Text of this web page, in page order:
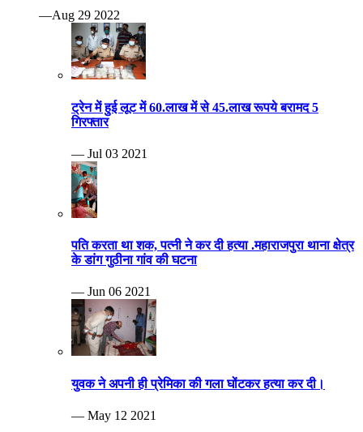
—Aug 29 2022
ट्रेन में हुई लूट में 60.लाख में से 45.लाख रूपये बरामद 5
गिरफ्तार
— Jul 03 2021
पति करता था शक, पत्नी ने कर दी हत्या .महाराजपुरा थाना क्षेत्र
के डांग गुठीना गांव की घटना
— Jun 06 2021
युवक ने अपनी ही प्रेमिका की गला घोंटकर हत्या कर दी।
— May 12 2021